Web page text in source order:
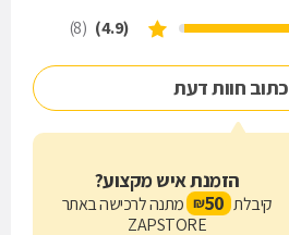
(4.9)
(8)
כתוב חוות דעת
הזמנת איש מקצוע?
קיבלת 50
₪ מתנה לרכישה באתר
ZAPSTORE